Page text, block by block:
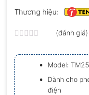
Thương hiệu:
xếp
hạng
0.0
5
sao
(đánh giá)
Model:
Dành cho
điện